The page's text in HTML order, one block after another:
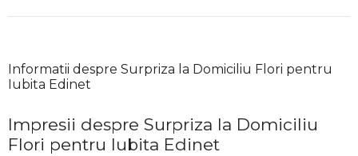
Informatii despre Surpriza la Domiciliu Flori pentru
Iubita Edinet
Impresii despre Surpriza la Domiciliu
Flori pentru Iubita Edinet